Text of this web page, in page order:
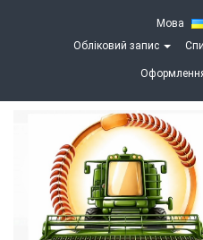
Мова
Обліковий запис